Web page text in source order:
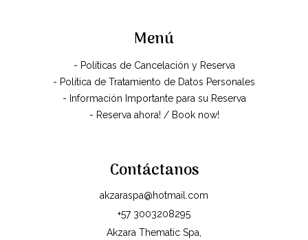
Menú
- Políticas de Cancelación y Reserva
- Política de Tratamiento de Datos Personales
- Información Importante para su Reserva
- Reserva ahora! / Book now!
Contáctanos
akzaraspa@hotmail.com
+57 3003208295
Akzara Thematic Spa,